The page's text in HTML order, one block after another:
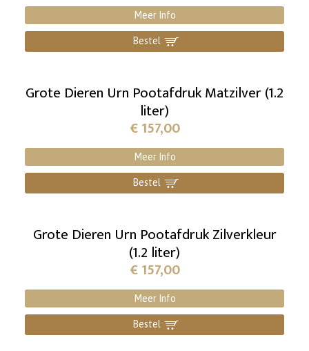
Meer Info
Bestel ]
Grote Dieren Urn Pootafdruk Matzilver (1.2
liter)
€157,00
Meer Info
Bestel ]
Grote Dieren Urn Pootafdruk Zilverkleur
(1.2 liter)
€157,00
Meer Info
Bestel ]